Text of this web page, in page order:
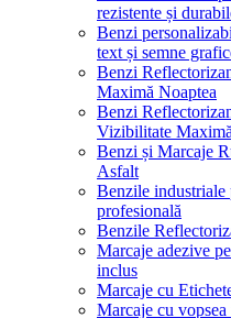
rezistente și
Benzi
text și semne
Benzi
Maximă Noaptea
Benzi
Vizibilitate Maximă
Benzi și Marcaje
Asfalt
Benzile industriale
profesională
Benzile
Marcaje adezive
inclus
Marcaje cu
Marcaje cu